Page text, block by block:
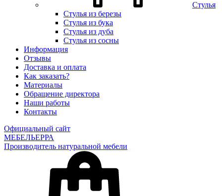
Стулья
Стулья из березы
Стулья из бука
Стулья из дуба
Стулья из сосны
Информация
Отзывы
Доставка и оплата
Как заказать?
Материалы
Обращение директора
Наши работы
Контакты
Официальный сайт
МЕБЕЛЬЕРРА
Производитель натуральной мебели